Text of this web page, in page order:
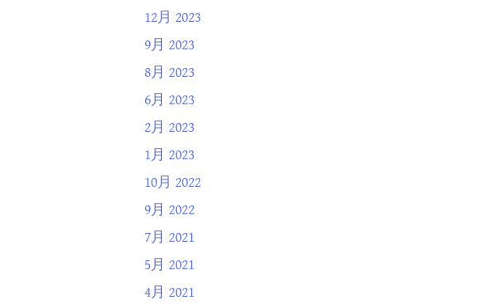
12月 2023
9月 2023
8月 2023
6月 2023
2月 2023
1月 2023
10月 2022
9月 2022
7月 2021
5月 2021
4月 2021